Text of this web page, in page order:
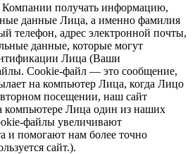
Компании получать информацию,
данные Лица, а именно фамилия
телефон, адрес электронной почты,
данные, которые могут
Лица (Ваши
Сookie-файл — это сообщение,
на компьютер Лица, когда Лицо
посещении, наш сайт
компьютере Лица один из наших
файлы увеличивают
и помогают нам более точно
сайт.).